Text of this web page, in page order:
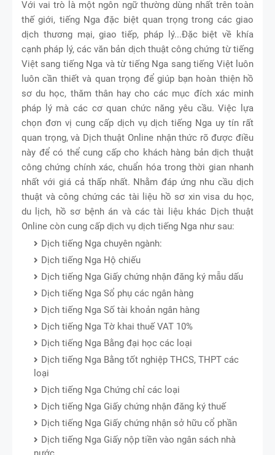
Với vai trò là một ngôn ngữ thường dùng nhất trên toàn
thế giới, tiếng Nga đặc biệt quan trọng trong các giao
dịch thương mại, giao tiếp, pháp lý...Đặc biệt về khía
cạnh pháp lý, các văn bản dịch thuật công chứng từ tiếng
Việt sang tiếng Nga và từ tiếng Nga sang tiếng Việt luôn
luôn cần thiết và quan trọng để giúp bạn hoàn thiện hồ
sơ du học, thăm thân hay cho các mục đích xác minh
pháp lý mà các cơ quan chức năng yêu cầu. Việc lựa
chọn đơn vị cung cấp dịch vụ dịch tiếng Nga uy tín rất
quan trọng, và Dịch thuật Online nhận thức rõ được điều
này để có thể cung cấp cho khách hàng bản dịch thuật
công chứng chính xác, chuẩn hóa trong thời gian nhanh
nhất với giá cả thấp nhất. Nhằm đáp ứng nhu cầu dịch
thuật và công chứng các tài liệu hồ sơ xin visa du học,
du lịch, hồ sơ bệnh án và các tài liệu khác Dịch thuật
Online còn cung cấp dịch vụ dịch tiếng Nga như sau:
Dịch tiếng Nga chuyên ngành:
Dịch tiếng Nga Hộ chiếu
Dịch tiếng Nga Giấy chứng nhận đăng ký mẫu dấu
Dịch tiếng Nga Sổ phụ các ngân hàng
Dịch tiếng Nga Số tài khoản ngân hàng
Dịch tiếng Nga Tờ khai thuế VAT 10%
Dịch tiếng Nga Bằng đại học các loại
Dịch tiếng Nga Bằng tốt nghiệp THCS, THPT các
loại
Dịch tiếng Nga Chứng chỉ các loại
Dịch tiếng Nga Giấy chứng nhận đăng ký thuế
Dịch tiếng Nga Giấy chứng nhận sở hữu cổ phần
Dịch tiếng Nga Giấy nộp tiền vào ngân sách nhà